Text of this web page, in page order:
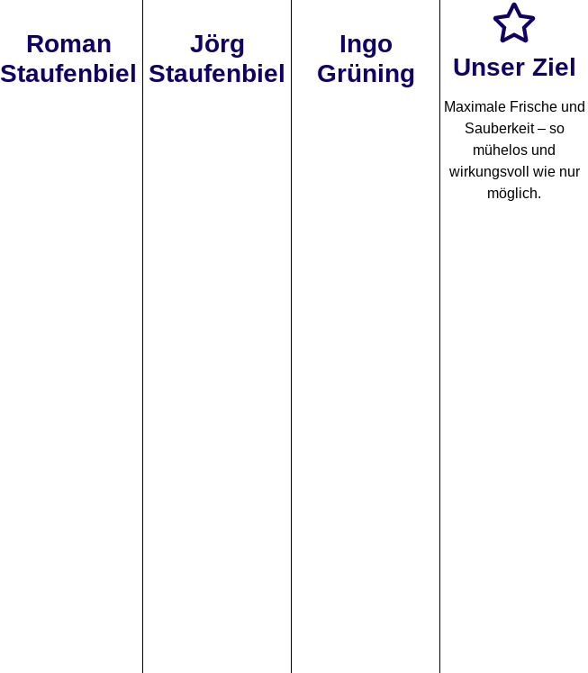
Roman
Staufenbiel
Jörg
Staufenbiel
Ingo
Grüning
Unser Ziel
Maximale Frische und
Sauberkeit – so
mühelos und
wirkungsvoll wie nur
möglich.